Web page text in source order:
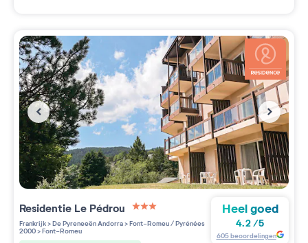
Residentie Le Pédrou
3 étoiles sur 5
Frankrijk>De Pyreneeën Andorra>Font-Romeu / Pyrénées
2000>Font-Romeu
Heel goed
4.2/5
605beoordelingen